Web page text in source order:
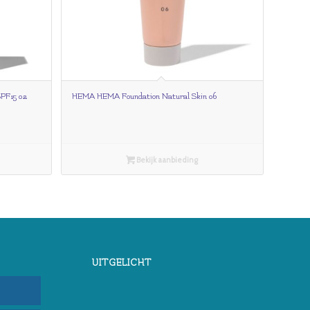
02
HEMA HEMA Foundation Natural Skin 06
Bekijk aanbieding
UITGELICHT